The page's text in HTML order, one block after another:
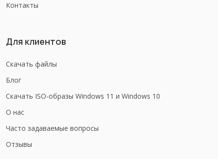
Контакты
Для клиентов
Скачать файлы
Блог
Скачать ISO-образы Windows 11 и Windows 10
О нас
Часто задаваемые вопросы
Отзывы